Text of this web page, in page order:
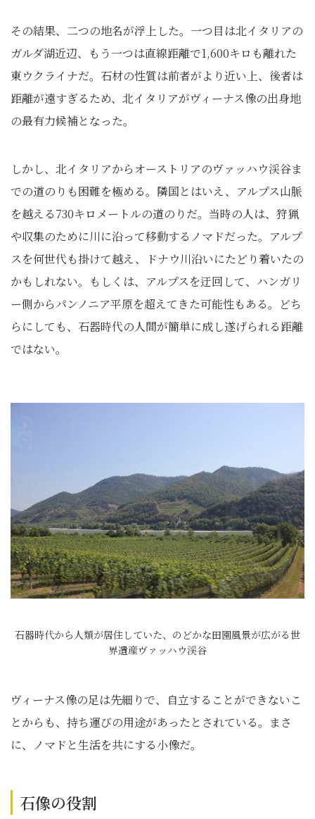
その結果、二つの地名が浮上した。一つ目は北イタリアの
ガルダ湖近辺、もう一つは直線距離で1,600キロも離れた
東ウクライナだ。石材の性質は前者がより近い上、後者は
距離が遠すぎるため、北イタリアがヴィーナス像の出身地
の最有力候補となった。
しかし、北イタリアからオーストリアのヴァッハウ渓谷ま
での道のりも困難を極める。隣国とはいえ、アルプス山脈
を越える730キロメートルの道のりだ。当時の人は、狩猟
や収集のために川に沿って移動するノマドだった。アルプ
スを何世代も掛けて越え、ドナウ川沿いにたどり着いたの
かもしれない。もしくは、アルプスを迂回して、ハンガリ
ー側からパンノニア平原を超えてきた可能性もある。どち
らにしても、石器時代の人間が簡単に成し遂げられる距離
ではない。
石器時代から人類が居住していた、のどかな田園風景が広がる世
界遺産ヴァッハウ渓谷
ヴィーナス像の足は先細りで、自立することができないこ
とからも、持ち運びの用途があったとされている。まさ
に、ノマドと生活を共にする小像だ。
石像の役割